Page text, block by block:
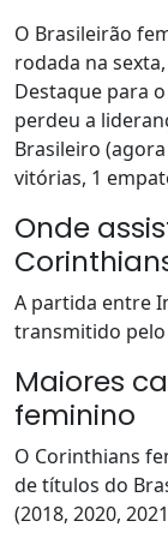
O Brasileirão
rodada na
Destaque para
perdeu a
Brasileiro
vitórias, 1
Onde
A partida entre
transmitido pelo
Maiores
feminino
O Corinthians
de títulos do
(2018, 2020,